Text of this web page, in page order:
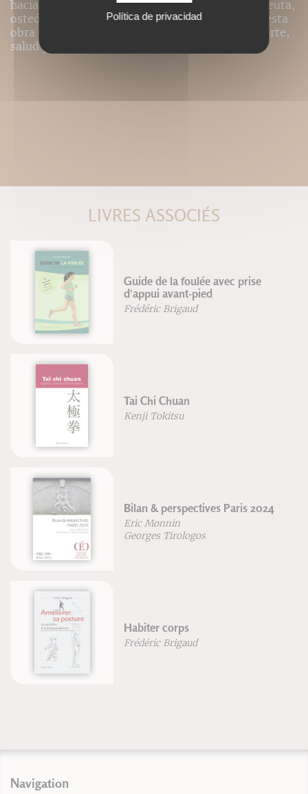
hacia el campo de la salud. Masajista fisioterapeuta,
osteópata, docente, Stéphane Morin ofrece en esta
obra el fruto de su ya larga experiencia en deporte,
salud y su pedagogía.
LIVRES ASSOCIÉS
Guide de la foulée avec prise
d'appui avant-pied
Frédéric Brigaud
Tai Chi Chuan
Kenji Tokitsu
Bilan & perspectives Paris 2024
Eric Monnin
Georges Tirologos
Habiter corps
Frédéric Brigaud
Navigation
Política de privacidad